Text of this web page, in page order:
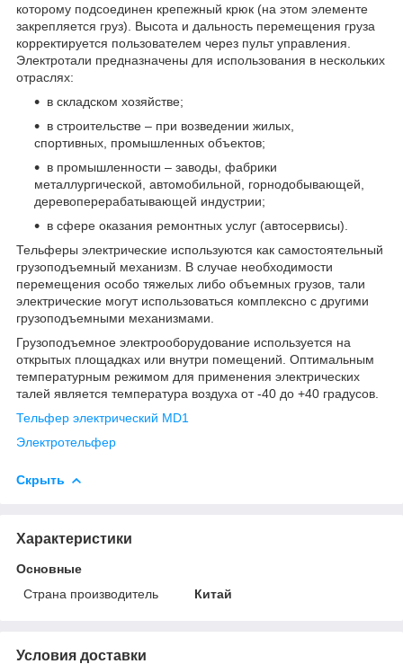
которому подсоединен крепежный крюк (на этом элементе
закрепляется груз). Высота и дальность перемещения груза
корректируется пользователем через пульт управления.
Электротали предназначены для использования в нескольких
отраслях:
в складском хозяйстве;
в строительстве – при возведении жилых,
спортивных, промышленных объектов;
в промышленности – заводы, фабрики
металлургической, автомобильной, горнодобывающей,
деревоперерабатывающей индустрии;
в сфере оказания ремонтных услуг (автосервисы).
Тельферы электрические используются как самостоятельный
грузоподъемный механизм. В случае необходимости
перемещения особо тяжелых либо объемных грузов, тали
электрические могут использоваться комплексно с другими
грузоподъемными механизмами.
Грузоподъемное электрооборудование используется на
открытых площадках или внутри помещений. Оптимальным
температурным режимом для применения электрических
талей является температура воздуха от -40 до +40 градусов.
Тельфер электрический MD1
Электротельфер
Скрыть
Характеристики
Основные
Страна производитель
Китай
Условия доставки